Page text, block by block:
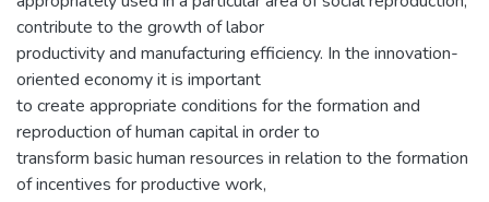
contribute to the growth of labor
productivity and manufacturing efficiency. In the innovation-
oriented economy it is important
to create appropriate conditions for the formation and
reproduction of human capital in order to
transform basic human resources in relation to the formation
of incentives for productive work,